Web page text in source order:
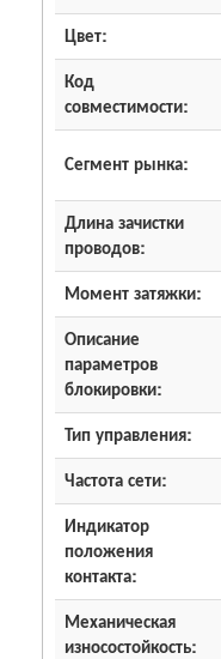
Цвет:
Код
совместимости:
Сегмент рынка:
Длина зачистки
проводов:
Момент затяжки:
Описание
параметров
блокировки:
Тип управления:
Частота сети:
Индикатор
положения
контакта:
Механическая
износостойкость: